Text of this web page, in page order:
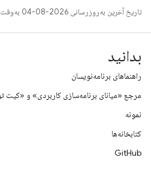
تاریخ آخرین به‌روزرسانی 2026-08-04 به‌وقت ساعت هماهنگ جهانی.
بدانید
راهنماهای برنامه‌نویسان
مرجع «میانای برنامه‌سازی کاربردی» و «کیت
نمونه
کتابخانه‌ها
GitHub